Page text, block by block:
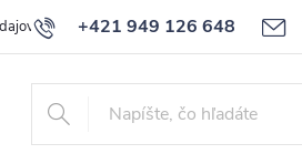
+421 949 126 648
Reklamačný poriadok